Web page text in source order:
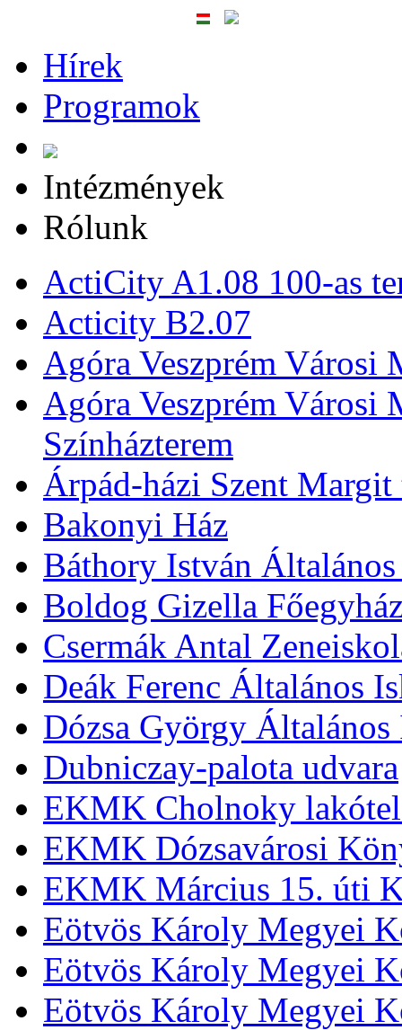
Hírek
Programok
Intézmények
Rólunk
ActiCity A1.08 100-as
Acticity B2.07
Agóra Veszprém Városi
Agóra Veszprém Városi
Színházterem
Árpád-házi Szent
Bakonyi Ház
Báthory István
Boldog Gizella
Csermák Antal
Deák Ferenc Általános
Dózsa György Általános
Dubniczay-palota udvara
EKMK Cholnoky
EKMK Dózsavárosi
EKMK Március 15. úti
Eötvös Károly Megyei
Eötvös Károly Megyei
Eötvös Károly Megyei